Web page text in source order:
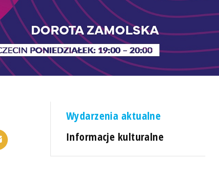
Wydarzenia aktualne
Informacje kulturalne